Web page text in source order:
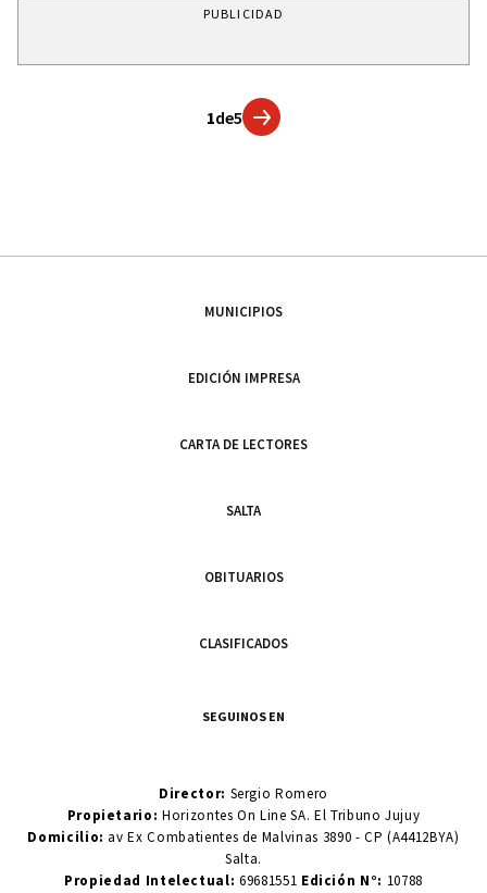
PUBLICIDAD
1de5
MUNICIPIOS
EDICIÓN IMPRESA
CARTA DE LECTORES
SALTA
OBITUARIOS
CLASIFICADOS
SEGUINOS EN
Director: Sergio Romero
Propietario:Horizontes On Line SA. El Tribuno Jujuy
Domicilio: av Ex Combatientes de Malvinas 3890 - CP (A4412BYA)
Salta.
Propiedad Intelectual: 69681551 Edición N°: 10788